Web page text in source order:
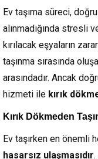
Ev taşıma süreci,
alınmadığında stresli
kırılacak eşyaların
taşınma sırasında
arasındadır. Ancak
hizmeti ile kırık
Kırık Dökmeden
Ev taşırken en önemli
hasarsız ulaşmasıdır